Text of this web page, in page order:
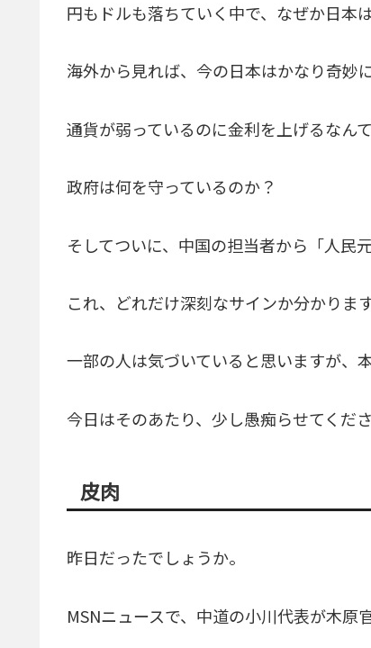
円もドルも落ちていく中で、なぜか日本
海外から見れば、今の日本はかなり奇妙
通貨が弱っているのに金利を上げるなん
政府は何を守っているのか？
そしてついに、中国の担当者から「人民
これ、どれだけ深刻なサインか分かりま
一部の人は気づいていると思いますが、
今日はそのあたり、少し愚痴らせてくださ
皮肉
昨日だったでしょうか。
MSNニュースで、中道の小川代表が木原